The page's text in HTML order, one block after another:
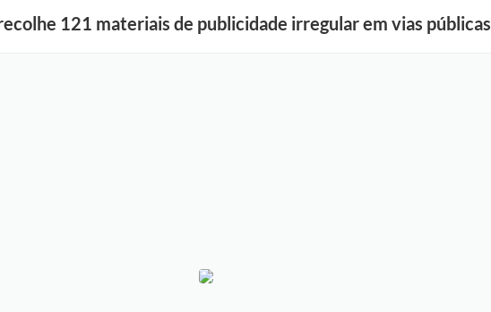
121 materiais de publicidade irregular em vias públicas